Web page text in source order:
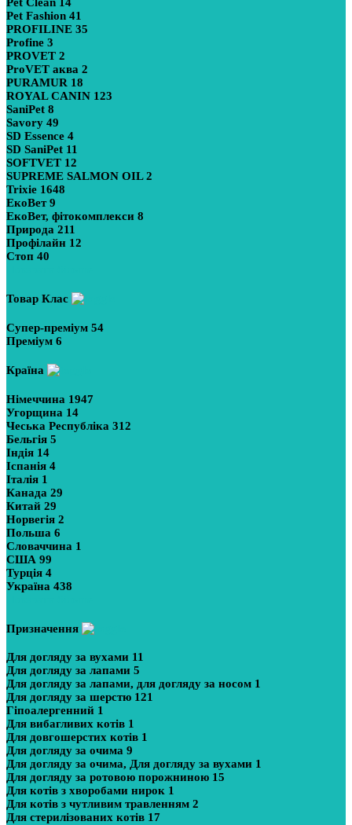
Pet Fashion 41
PROFILINE 35
Profine 3
PROVET 2
ProVET аква 2
PURAMUR 18
ROYAL CANIN 123
SaniPet 8
Savory 49
SD Essence 4
SD SaniPet 11
SOFTVET 12
SUPREME SALMON OIL2
Trixie 1648
ЕкоВет9
ЕкоВет, фітокомплекси 8
Природа 211
Профілайн 12
Стоп 40
Товар Клас
Супер-преміум 54
Преміум 6
Країна
Німеччина 1947
Угорщина 14
Чеська Республіка 312
Бельгія 5
Індія 14
Іспанія 4
Італія 1
Канада 29
Китай 29
Норвегія 2
Польша 6
Словаччина 1
США 99
Турція 4
Україна 438
Призначення
Для догляду за вухами 11
Для догляду за лапами 5
Для догляду за лапами, для догляду за носом 1
Для догляду за шерстю 121
Гіпоалергенний 1
Для вибагливих котів 1
Для довгошерстих котів 1
Для догляду за очима 9
Для догляду за очима, Для догляду за вухами 1
Для догляду за ротовою порожниною 15
Для котів з хворобами нирок 1
Для котів з чутливим травленням 2
Для стерилізованих котів 17